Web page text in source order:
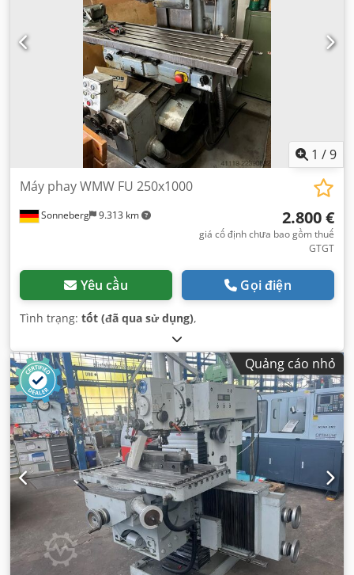
1 /9
Sonneberg 9.313 km
Máy phay WMW FU 250x1000
2.800 €
giá cố định chưa bao gồm thuế
GTGT
Yêu cầu Gọi điện
Tình trạng: tốt (đã qua sử dụng),
Quảng cáo nhỏ